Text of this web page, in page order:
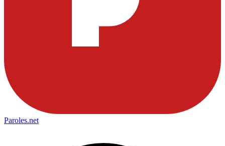
Paroles.net